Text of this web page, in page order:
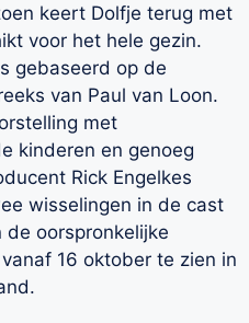
keert Dolfje terug met
voor het hele gezin.
gebaseerd op de
van Paul van Loon.
met
kinderen en genoeg
Rick Engelkes
wisselingen in de cast
oorspronkelijke
16 oktober te zien in